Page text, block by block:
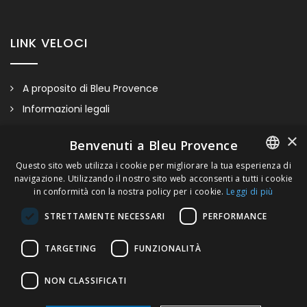
Portamestolo
Molteplici finiture in metallo disponibili (vedere il bottone
LINK VELOCI
A proposito di Bleu Provence
Informazioni legali
Visitate il nostro Showroom
FRENCH
×
Benvenuti a Bleu Provence
Questo sito web utilizza i cookie per migliorare la tua esperienza di
navigazione. Utilizzando il nostro sito web acconsenti a tutti i cookie
in conformità con la nostra policy per i cookie. Leggi di più
STRETTAMENTE NECESSARI PERFORMANCE
TARGETING FUNZIONALITÀ
NON CLASSIFICATI